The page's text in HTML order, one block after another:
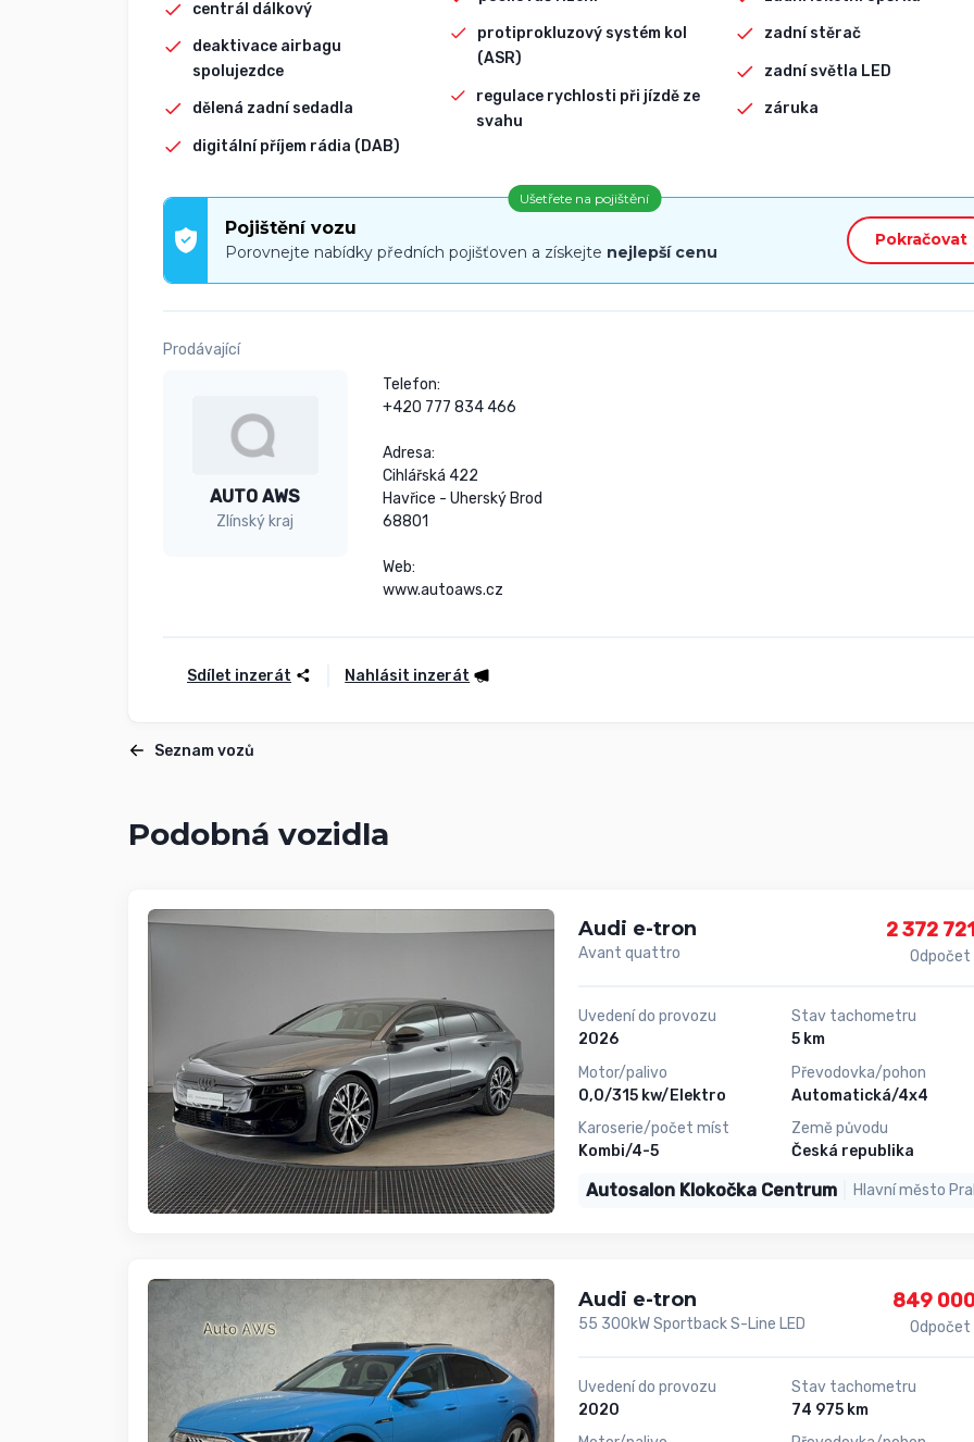
centrál dálkový
deaktivace airbagu
spolujezdce
dělená zadní sedadla
digitální příjem rádia (DAB)
protiprokluzový systém kol
(ASR)
regulace rychlosti při jízdě ze
svahu
zadní stěrač
zadní světla LED
záruka
Ušetřete na pojištění
Pojištění vozu
Porovnejte nabídky předních pojišťoven a získejte nejlepší cenu
Pokračovat
Prodávající
AUTO AWS
Zlínský kraj
Telefon:
+420 777 834 466
Adresa:
Cihlářská 422
Havřice - Uherský Brod
68801
Web:
www.autoaws.cz
Sdílet inzerát Nahlásit inzerát
Seznam vozů
Podobná vozidla
Audi e-tron
Avant quattro
2 372
Odpočet
Uvedení do provozu
2026
Motor/palivo
0,0/315 kw/Elektro
Karoserie/počet míst
Kombi/4-5
Stav tachometru
5 km
Převodovka/pohon
Automatická/4x4
Země původu
Česká republika
Autosalon Klokočka Centrum Hlavní město
Audi e-tron
55 300kW Sportback S-Line LED
849
Odpočet
Uvedení do provozu
2020
Stav tachometru
74 975 km